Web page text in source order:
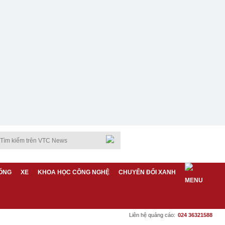
XE KHOA HỌC CÔNG NGHỆ CHUYỂN ĐỔI XANH
Liên hệ quảng cáo: 024 36321588